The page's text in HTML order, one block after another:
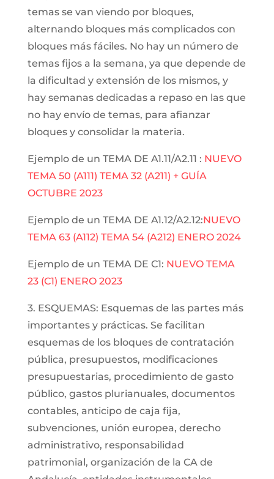
temas se van viendo por bloques,
alternando bloques más complicados con
bloques más fáciles. No hay un número de
temas fijos a la semana, ya que depende de
la dificultad y extensión de los mismos, y
hay semanas dedicadas a repaso en las que
no hay envío de temas, para afianzar
bloques y consolidar la materia.
Ejemplo de un TEMA DE A1.11/A2.11 : NUEVO
TEMA 50 (A111) TEMA 32 (A211) + GUÍA
OCTUBRE 2023
Ejemplo de un TEMA DE A1.12/A2.12:NUEVO
TEMA 63 (A112) TEMA 54 (A212) ENERO 2024
Ejemplo de un TEMA DE C1: NUEVO TEMA
23 (C1) ENERO 2023
3. ESQUEMAS: Esquemas de las partes más
importantes y prácticas. Se facilitan
esquemas de los bloques de contratación
pública, presupuestos, modificaciones
presupuestarias, procedimiento de gasto
público, gastos plurianuales, documentos
contables, anticipo de caja fija,
subvenciones, unión europea, derecho
administrativo, responsabilidad
patrimonial, organización de la CA de